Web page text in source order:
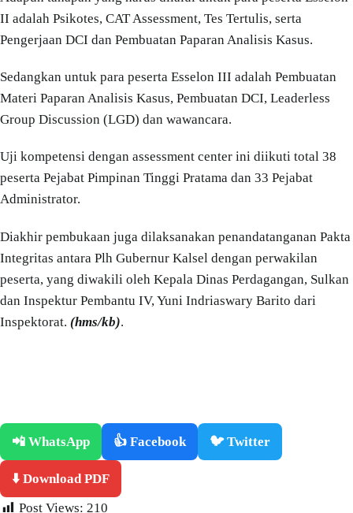
II adalah Psikotes, CAT Assessment, Tes Tertulis, serta
Pengerjaan DCI dan Pembuatan Paparan Analisis Kasus.
Sedangkan untuk para peserta Esselon III adalah Pembuatan
Materi Paparan Analisis Kasus, Pembuatan DCI, Leaderless
Group Discussion (LGD) dan wawancara.
Uji kompetensi dengan assessment center ini diikuti total 38
peserta Pejabat Pimpinan Tinggi Pratama dan 33 Pejabat
Administrator.
Diakhir pembukaan juga dilaksanakan penandatanganan Pakta
Integritas antara Plh Gubernur Kalsel dengan perwakilan
peserta, yang diwakili oleh Kepala Dinas Perdagangan, Sulkan
dan Inspektur Pembantu IV, Yuni Indriaswary Barito dari
Inspektorat. (hms/kb).
📲 WhatsApp 👍 Facebook 🐦 Twitter
⬇️ Download PDF
Post Views: 210